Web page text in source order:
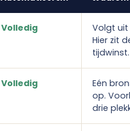
Volledig
Volgt uit
Hier zit
tijdwinst.
Volledig
Eén
op.
drie